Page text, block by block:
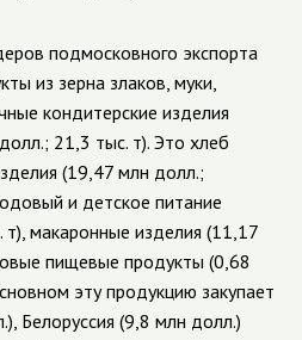
подмосковного экспорта
из зерна злаков, муки,
кондитерские изделия
21,3 тыс. т). Это хлеб
(19,47 млн долл.;
и детское питание
макаронные изделия (11,17
пищевые продукты (0,68
эту продукцию закупает
Белоруссия (9,8 млн долл.)